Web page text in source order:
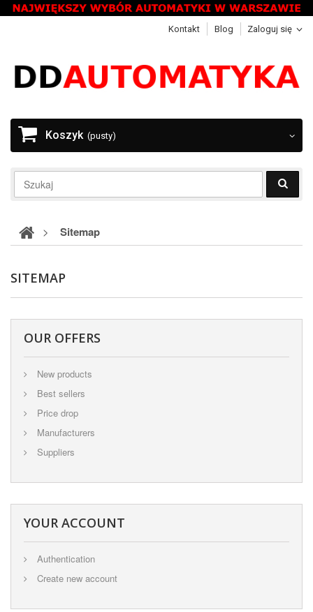
Zaloguj się
Kontakt Blog
Koszyk (pusty)
> Sitemap
SITEMAP
OUR OFFERS
New products
Best sellers
Price drop
Manufacturers
Suppliers
YOUR ACCOUNT
Authentication
Create new account